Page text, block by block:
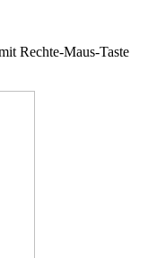
Rechte-Maus-Taste